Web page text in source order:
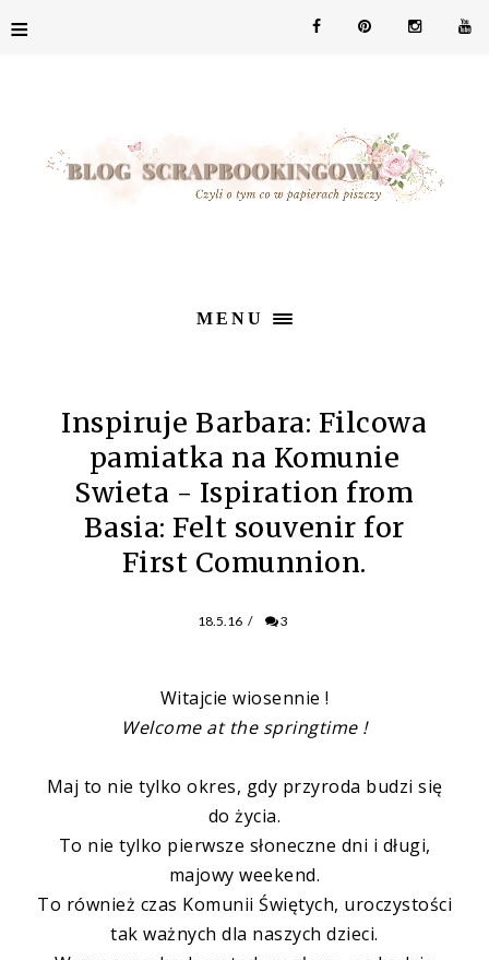
≡
MENU
Inspiruje Barbara: Filcowa
pamiatka na Komunie
Swieta - Ispiration from
Basia: Felt souvenir for
First Comunnion.
18.5.16 / 3
Witajcie wiosennie !
Welcome at the springtime !
Maj to nie tylko okres, gdy przyroda budzi się
do życia.
To nie tylko pierwsze słoneczne dni i długi,
majowy weekend.
To również czas Komunii Świętych, uroczystości
tak ważnych dla naszych dzieci.